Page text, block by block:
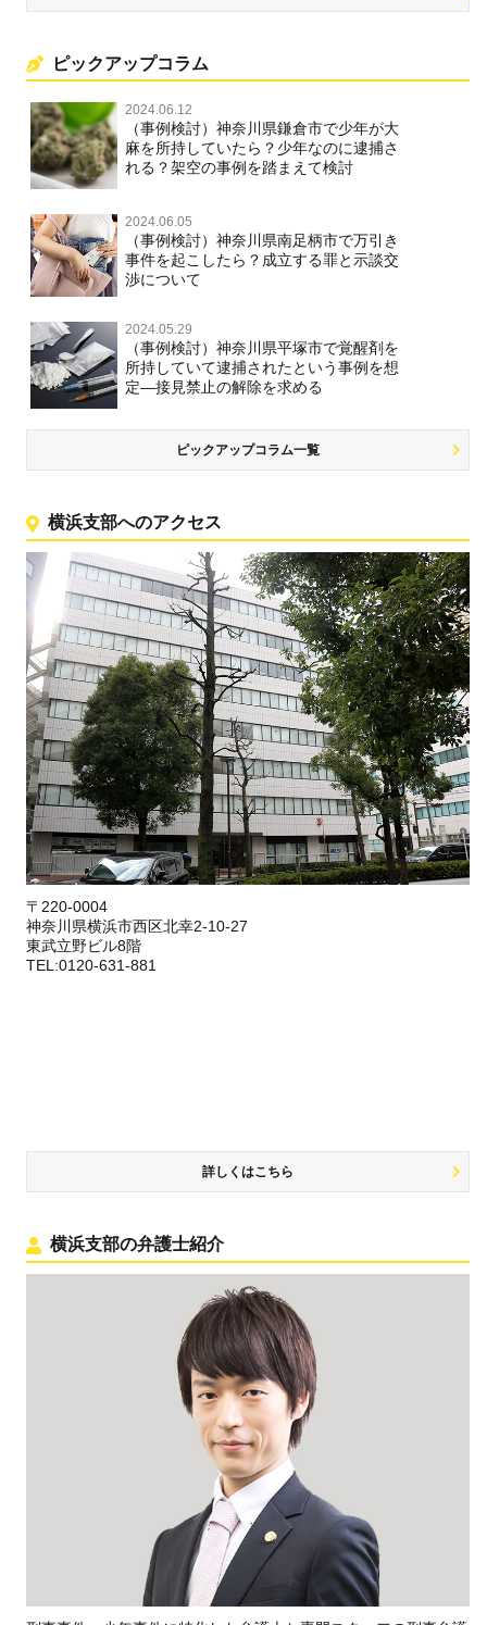
ピックアップコラム
2024.06.12
（事例検討）神奈川県鎌倉市で少年が大
麻を所持していたら？少年なのに逮捕さ
れる？架空の事例を踏まえて検討
2024.06.05
（事例検討）神奈川県南足柄市で万引き
事件を起こしたら？成立する罪と示談交
渉について
2024.05.29
（事例検討）神奈川県平塚市で覚醒剤を
所持していて逮捕されたという事例を想
定―接見禁止の解除を求める
ピックアップコラム一覧
横浜支部へのアクセス
〒220-0004
神奈川県横浜市西区北幸2-10-27
東武立野ビル8階
TEL:0120-631-881
詳しくはこちら
横浜支部の弁護士紹介